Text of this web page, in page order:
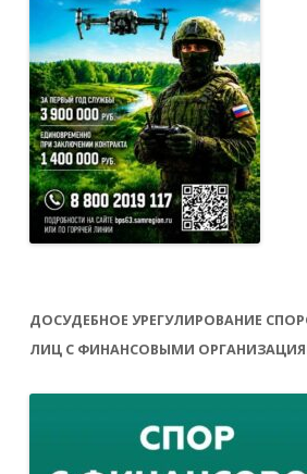
ДОСУДЕБНОЕ УРЕГУЛИРОВАНИЕ
ЛИЦ С ФИНАНСОВЫМИ